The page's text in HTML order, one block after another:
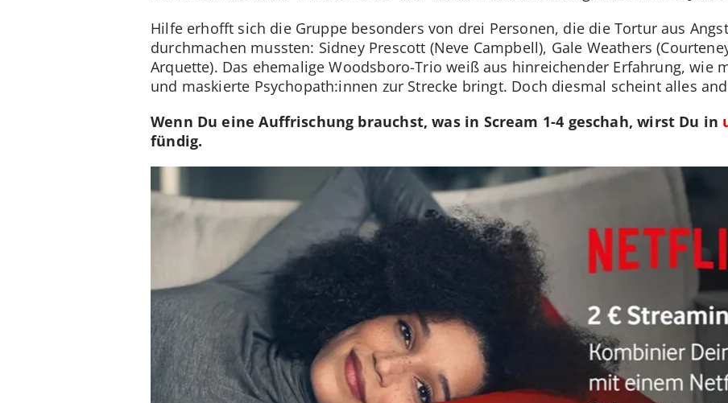
Hilfe erhofft sich die Gruppe besonders von drei Personen, die die Tortur aus
durchmachen mussten: Sidney Prescott (Neve Campbell), Gale Weathers
Arquette). Das ehemalige Woodsboro-Trio weiß aus hinreichender Erfahrung, wie
und maskierte Psychopath:innen zur Strecke bringt. Doch diesmal scheint alles
Wenn Du eine Auffrischung brauchst, was in Scream 1-4 geschah, wirst Du in
fündig.